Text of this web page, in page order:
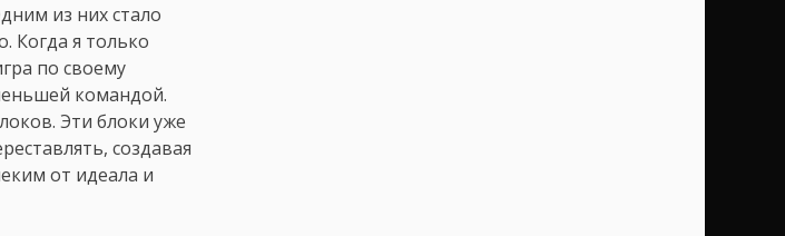
из них стало
Когда я только
по своему
командой.
Эти блоки уже
создавая
от идеала и